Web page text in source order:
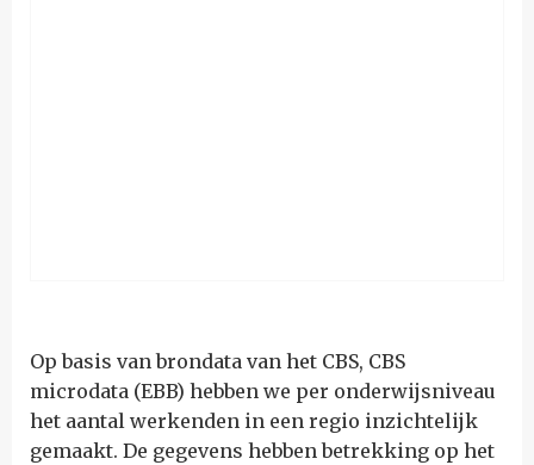
Op basis van brondata van het CBS, CBS
microdata (EBB) hebben we per onderwijsniveau
het aantal werkenden in een regio inzichtelijk
gemaakt. De gegevens hebben betrekking op het